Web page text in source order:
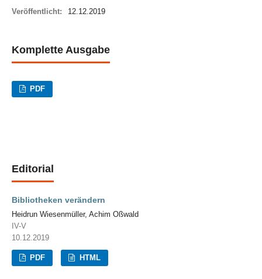
Veröffentlicht: 12.12.2019
Komplette Ausgabe
PDF
Editorial
Bibliotheken verändern
Heidrun Wiesenmüller, Achim Oßwald
IV-V
10.12.2019
PDF HTML